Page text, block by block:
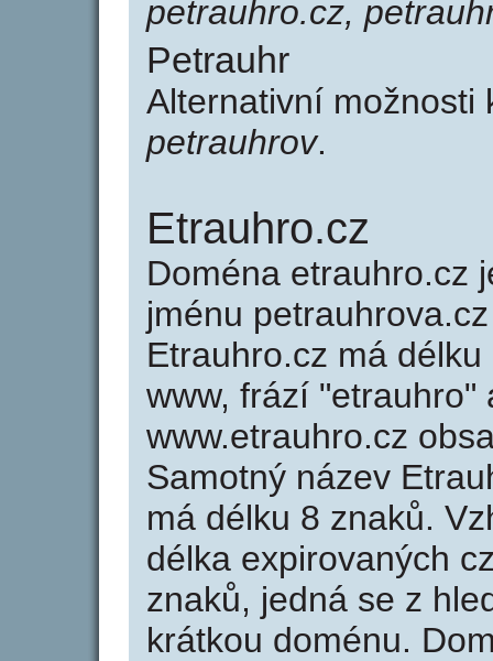
petrauhro.cz,
Petrauhr
Alternativní
petrauhrov.
Etrauhro.cz
Doména etrauhro.cz
jménu
Etrauhro.cz má
www, frází "etrauhro"
www.etrauhro.cz
Samotný název
má délku 8 znaků.
délka expirovaných
znaků, jedná se z
krátkou doménu.